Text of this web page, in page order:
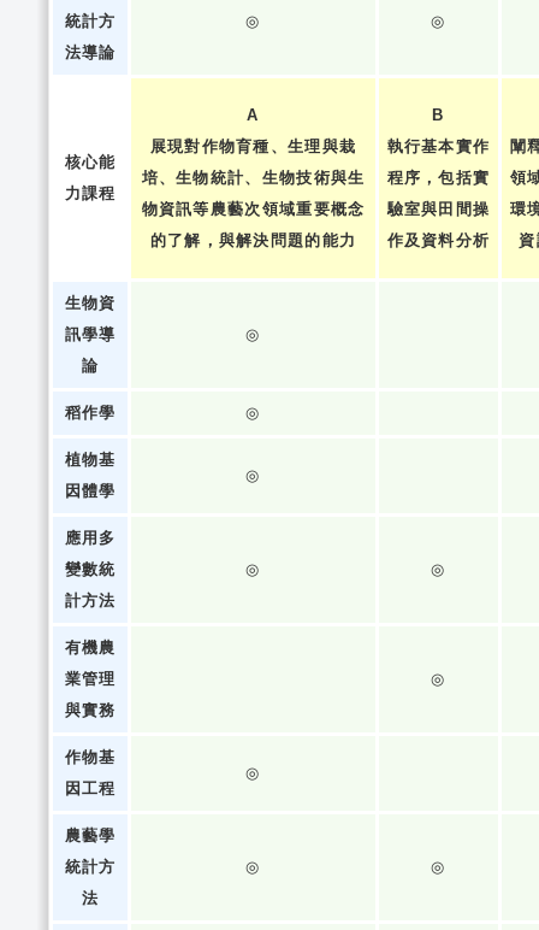
統計方
法導論
◎ ◎
核心能
力課程
A
展現對作物育種、生理與栽
培、生物統計、生物技術與生
物資訊等農藝次領域重要概念
的了解，與解決問題的能力
B
執行基本實作
程序，包括實
驗室與田間操
作及資料分析
闡
領
環
生物資
訊學導
論
◎
稻作學 ◎
植物基
因體學
◎
應用多
變數統
計方法
◎ ◎
有機農
業管理
與實務
◎
作物基
因工程
◎
農藝學
統計方
法
◎ ◎